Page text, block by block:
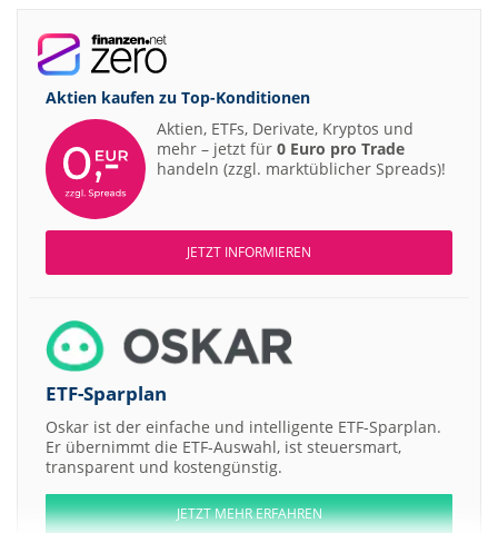
Aktien kaufen zu Top-Konditionen
Aktien, ETFs, Derivate, Kryptos und
mehr – jetzt für 0 Euro pro Trade
handeln (zzgl. marktüblicher Spreads)!
JETZT INFORMIEREN
ETF-Sparplan
Oskar ist der einfache und intelligente ETF-Sparplan.
Er übernimmt die ETF-Auswahl, ist steuersmart,
transparent und kostengünstig.
JETZT MEHR ERFAHREN